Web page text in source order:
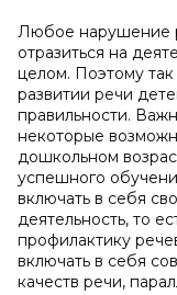
Любое нарушение
отразиться на
целом. Поэтому
развитии речи
правильности.
некоторые
дошкольном
успешного
включать в себя
деятельность, то
профилактику
включать в себя
качеств речи,